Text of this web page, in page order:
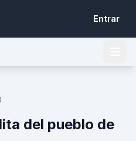
Entrar
del pueblo de